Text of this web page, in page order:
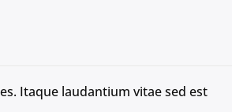
Itaque laudantium vitae sed est